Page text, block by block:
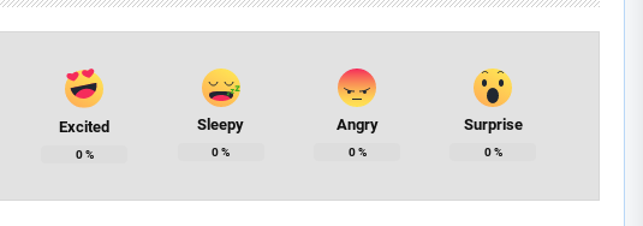
Excited
0%
Sleepy
0%
Angry
0%
Surprise
0%